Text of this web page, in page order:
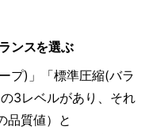
ンスを選ぶ
プ)」「標準圧縮(バラ
3レベルがあり、それ
品質値）と